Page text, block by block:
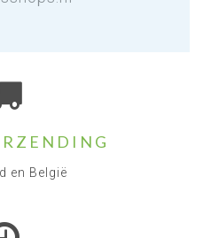
en België